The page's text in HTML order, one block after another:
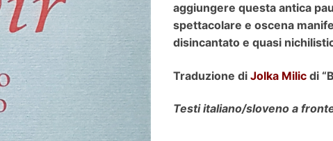
aggiungere questa antica
spettacolare e oscena
disincantato e quasi
Traduzione di Jolka Milic di
Testi italiano/sloveno a